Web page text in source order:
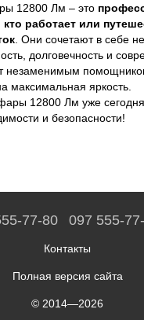
12800 Лм – это
работает или
. Они сочетают в себе
долговечность и
незаменимым
максимальная яркость.
12800 Лм уже
и безопасности!
77-80 097 555-
Контакты
Полная версия сайта
© 2014—2026